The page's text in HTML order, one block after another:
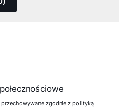
zgodnie z polityką